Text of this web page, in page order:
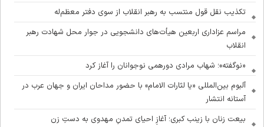
تکذیب نقل قول منتسب به رهبر انقلاب از سوی دفتر معظم‌له
مراسم عزاداری اربعین هیأت‌های دانشجویی در جوار محل شهادت رهبر
انقلاب
«نوگفته»؛ شهاب مرادی دورهمی نوجوانان را آغاز کرد
آلبوم بین‌المللی «یا لثارات الامام» با حضور مداحان ایران و جهان عرب در
آستانه انتشار
بیعت زنان با زینب کبری؛ آغازِ احیای تمدنِ مهدوی به دستِ زن